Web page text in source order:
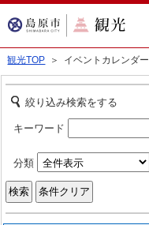
観光TOP ＞ イベントカレンダー
絞り込み検索をする
キーワード
分類